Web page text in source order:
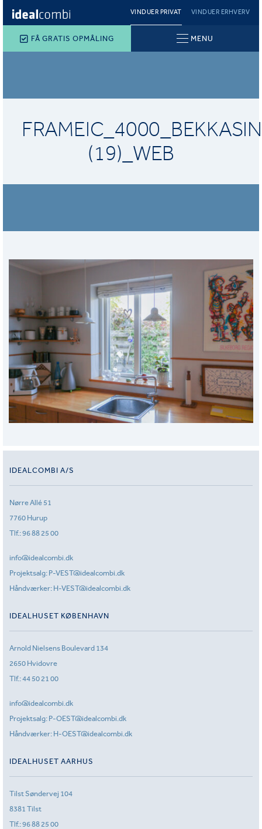
VINDUER PRIVAT VINDUER ERHVERV
FÅ GRATIS OPMÅLING MENU
(19)_WEB
IDEALCOMBI A/S
Nørre Allé 51
7760 Hurup
Tlf.:96 88 25 00
info@idealcombi.dk
Projektsalg: P-VEST@idealcombi.dk
Håndværker: H-VEST@idealcombi.dk
IDEALHUSET KØBENHAVN
Arnold Nielsens Boulevard 134
2650 Hvidovre
Tlf.:44 50 21 00
info@idealcombi.dk
Projektsalg: P-OEST@idealcombi.dk
Håndværker: H-OEST@idealcombi.dk
IDEALHUSET AARHUS
Tilst Søndervej 104
8381 Tilst
Tlf.:96 88 25 00